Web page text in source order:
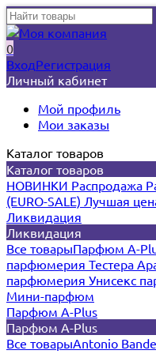
0
ВходРегистрация
Личный кабинет
Мой профиль
Мои заказы
Каталог товаров
Каталог товаров
НОВИНКИ Распродажа
(EURO-SALE) Лучшая
Ликвидация
Ликвидация
Все товарыПарфюм A-
парфюмерия Тестера
парфюмерия Унисекс
Мини-парфюм
Парфюм A-Plus
Парфюм A-Plus
Все товарыAntonio